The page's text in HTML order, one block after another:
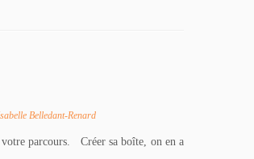
Belledant-Renard
votre parcours. Créer sa boîte, on en a